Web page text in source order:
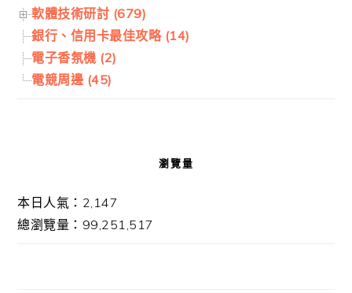
軟體技術研討 (679)
銀行、信用卡最佳攻略 (14)
電子香氛機 (2)
電競周邊 (45)
瀏覽量
本日人氣：2,147
總瀏覽量：99,251,517